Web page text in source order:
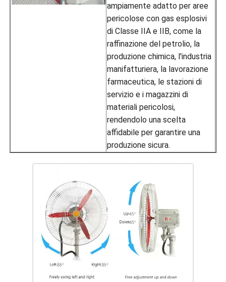
ampiamente adatto per aree
pericolose con gas esplosivi
di Classe IIA e IIB, come la
raffinazione del petrolio, la
produzione chimica, l'industria
manifatturiera, la lavorazione
farmaceutica, le stazioni di
servizio e i magazzini di
materiali pericolosi,
rendendolo una scelta
affidabile per garantire una
produzione sicura.